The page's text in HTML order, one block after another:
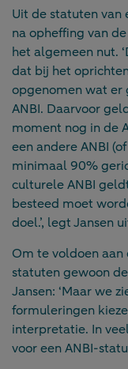
Uit de statuten
na opheffing van
het algemeen nut.
dat bij het
opgenomen wat er
ANBI. Daarvoor
moment nog in de
een andere ANBI
minimaal 90%
culturele ANBI
besteed moet
doel.’, legt Jansen
Om te voldoen
statuten gewoon
Jansen: ‘Maar we
formuleringen
interpretatie. In
voor een ANBI-